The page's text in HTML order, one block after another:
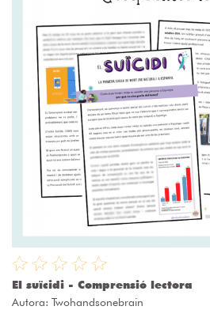
El suïcidi - Comprensió lectora
Autora: Twohandsonebrain